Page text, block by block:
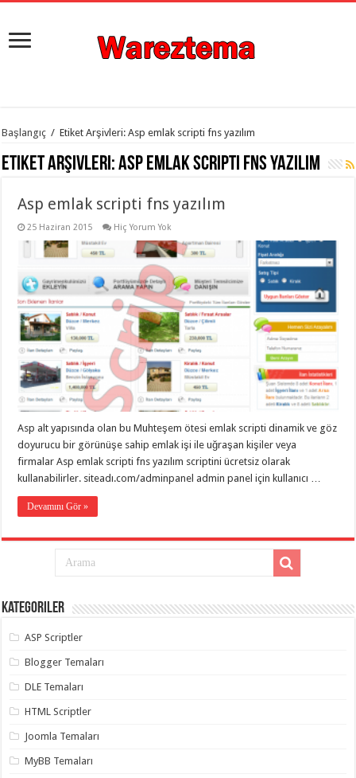
istanbul
evden
eve
organizasyon,
gaziantep
evden
taşımacılık
taşımacılık,
gaziantep
evden
taşımacılık,
evden
taşımacılık,
gaziantep
evden
gaziantep
evden
taşımacılık,
gaziantep
taşımacılık,
evden
taşımacılık,
gaziantep
taşıma,
evden
taşımacılık,
gaziantep
organizasyon
gaziantep
organizasyon,
gaziantep
organizasyon
gaziantep
Başlangıç / Etiket Arşivleri: Asp emlak scripti fns yazılım
Etiket Arşivleri:Asp emlak scripti fns yazılım
Asp emlak scripti fns yazılım
25 Haziran 2015 Hiç Yorum Yok
Asp alt yapısında olan bu Muhteşem ötesi emlak scripti dinamik ve göz
doyurucu bir görünüşe sahip emlak işi ile uğraşan kişiler veya
firmalar Asp emlak scripti fns yazılım scriptini ücretsiz olarak
kullanabilirler. siteadı.com/adminpanel admin panel için kullanıcı …
Devamını Gör »
Kategoriler
ASP Scriptler
Blogger Temaları
DLE Temaları
HTML Scriptler
Joomla Temaları
MyBB Temaları